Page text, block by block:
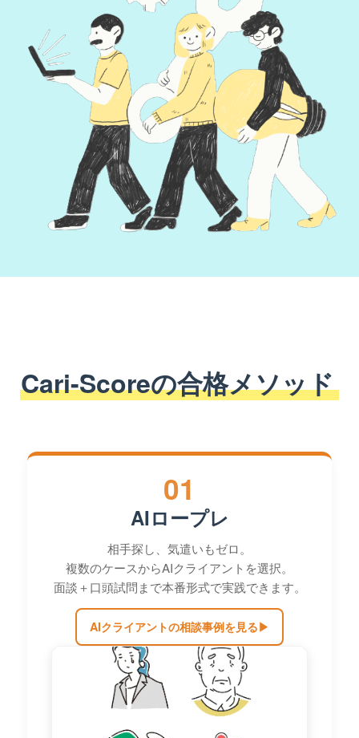
Cari-Scoreの合格メソッド
01
AIロープレ
相手探し、気遣いもゼロ。
複数のケースからAIクライアントを選択。
面談＋口頭試問まで本番形式で実践できます。
AIクライアントの相談事例を見る▶